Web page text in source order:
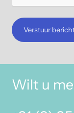
Verstuur
Wilt u